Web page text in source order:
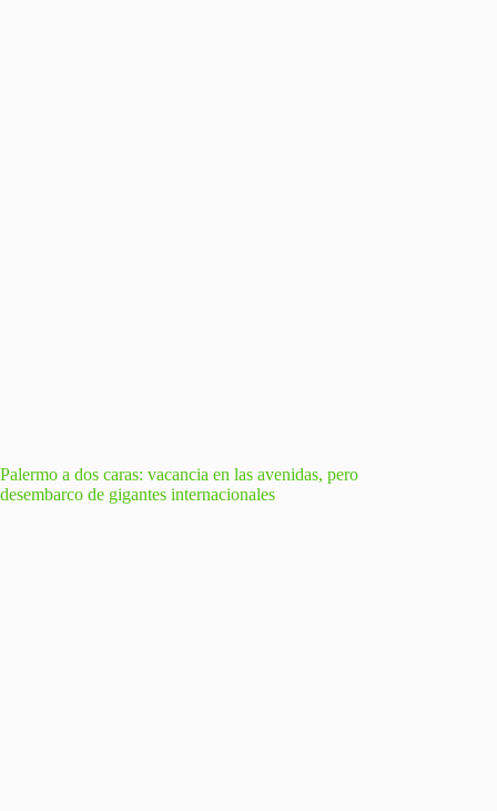
Palermo a dos caras: vacancia en las avenidas, pero
desembarco de gigantes internacionales